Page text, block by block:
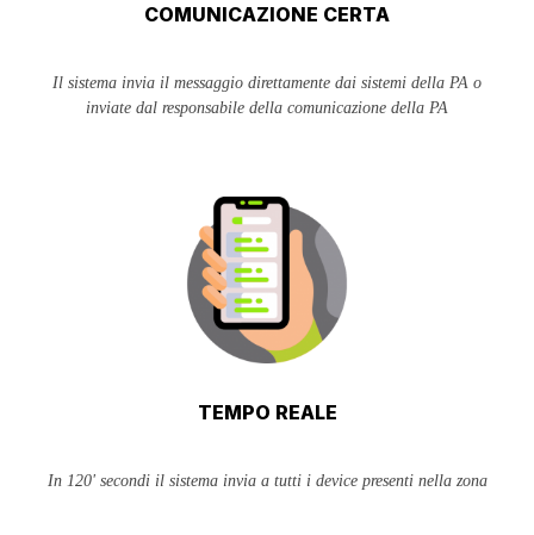
COMUNICAZIONE CERTA
Il sistema invia il messaggio direttamente dai sistemi della PA o
inviate dal responsabile della comunicazione della PA
TEMPO REALE
In 120' secondi il sistema invia a tutti i device presenti nella zona